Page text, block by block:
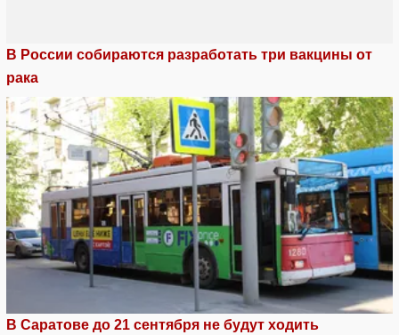
В России собираются разработать три вакцины от
рака
В Саратове до 21 сентября не будут ходить